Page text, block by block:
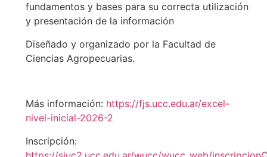
fundamentos y bases para su correcta utilización
y presentación de la información
Diseñado y organizado por la Facultad de
Ciencias Agropecuarias.
Más información: https://fjs.ucc.edu.ar/excel-
nivel-inicial-2026-2
Inscripción: